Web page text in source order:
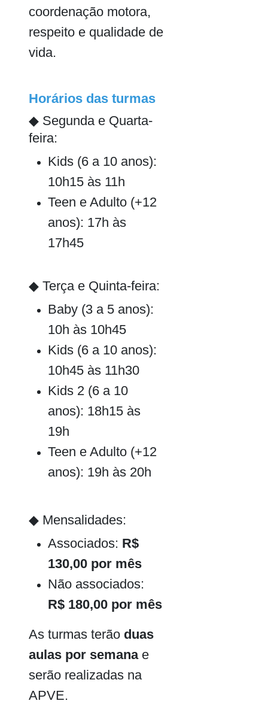
coordenação motora,
respeito e qualidade de
vida.
Horários das turmas
◆ Segunda e Quarta-
feira:
Kids (6 a 10 anos):
10h15 às 11h
Teen e Adulto (+12
anos): 17h às
17h45
◆ Terça e Quinta-feira:
Baby (3 a 5 anos):
10h às 10h45
Kids (6 a 10 anos):
10h45 às 11h30
Kids 2 (6 a 10
anos): 18h15 às
19h
Teen e Adulto (+12
anos): 19h às 20h
◆ Mensalidades:
Associados: R$
130,00 por mês
Não associados:
R$ 180,00 por mês
As turmas terão duas
aulas por semanae
serão realizadas na
APVE.